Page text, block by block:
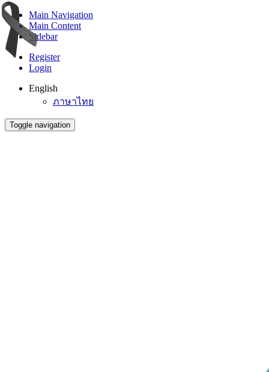
Main Navigation
Main Content
Sidebar
Register
Login
English
ภาษาไทย
Toggle navigation